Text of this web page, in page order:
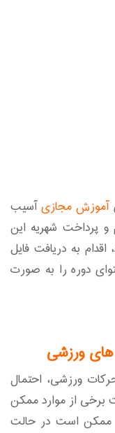
آموزش مجازیآسیب
پرداخت شهریه این
به دریافت فایل
دوره را به صورت
های ورزشی
ورزشی، احتمال
از موارد ممکن
ممکن است در حالت